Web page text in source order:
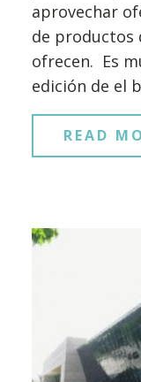
aprovechar
de productos
ofrecen. Es
edición de el
READ